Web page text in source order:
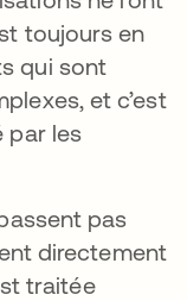
toujours en
qui sont
et c’est
par les
pas
directement
traitée